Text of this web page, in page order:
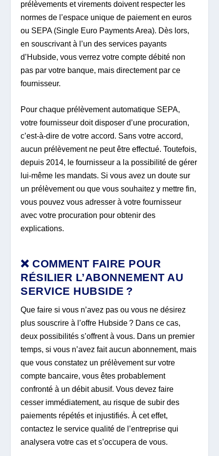
prélèvements et virements doivent respecter les
normes de l’espace unique de paiement en euros
ou SEPA (Single Euro Payments Area). Dès lors,
en souscrivant à l’un des services payants
d’Hubside, vous verrez votre compte débité non
pas par votre banque, mais directement par ce
fournisseur.
Pour chaque prélèvement automatique SEPA,
votre fournisseur doit disposer d’une procuration,
c’est-à-dire de votre accord. Sans votre accord,
aucun prélèvement ne peut être effectué. Toutefois,
depuis 2014, le fournisseur a la possibilité de gérer
lui-même les mandats. Si vous avez un doute sur
un prélèvement ou que vous souhaitez y mettre fin,
vous pouvez vous adresser à votre fournisseur
avec votre procuration pour obtenir des
explications.
❌ COMMENT FAIRE POUR
RÉSILIER L’ABONNEMENT AU
SERVICE HUBSIDE ?
Que faire si vous n’avez pas ou vous ne désirez
plus souscrire à l’offre Hubside ? Dans ce cas,
deux possibilités s’offrent à vous. Dans un premier
temps, si vous n’avez fait aucun abonnement, mais
que vous constatez un prélèvement sur votre
compte bancaire, vous êtes probablement
confronté à un débit abusif. Vous devez faire
cesser immédiatement, au risque de subir des
paiements répétés et injustifiés. À cet effet,
contactez le service qualité de l’entreprise qui
analysera votre cas et s’occupera de vous.